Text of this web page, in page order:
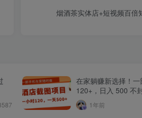
烟酒茶实体店+短视频百倍
在家躺赚新选择！
120+，日入 500 不
1年前